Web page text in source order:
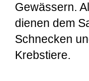
Gewässern.
dienen dem
Schnecken
Krebstiere.